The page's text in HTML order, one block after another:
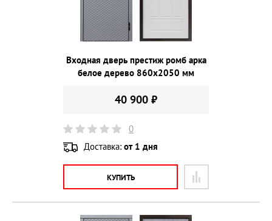
Входная дверь престиж ромб арка
белое дерево 860х2050 мм
40 900 ₽
0
Доставка: от 1 дня
КУПИТЬ